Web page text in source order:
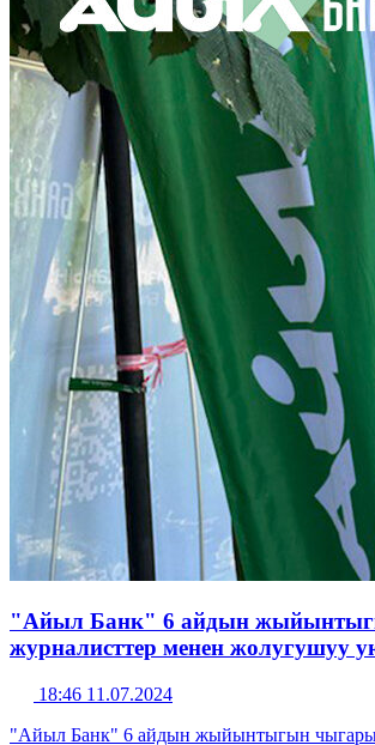
"Айыл Банк" 6 айдын
журналисттер менен жолугушуу
18:46 11.07.2024
"Айыл Банк" 6 айдын жыйынтыгын